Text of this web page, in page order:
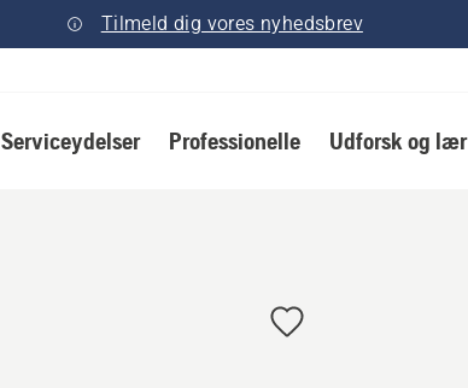
Tilmeld dig vores nyhedsbrev
Serviceydelser Professionelle Udforsk og lær